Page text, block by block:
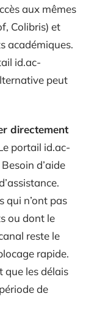
aux mêmes
Colibris) et
académiques.
id.ac-
peut
directement
portail id.ac-
d’aide
qui n’ont pas
ou dont le
reste le
rapide.
que les délais
de